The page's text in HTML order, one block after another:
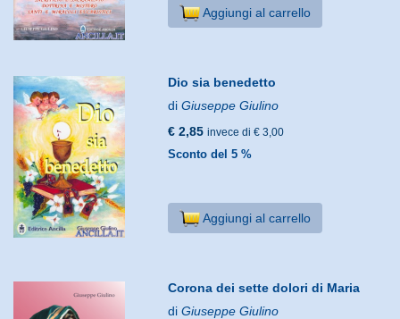
Aggiungi al carrello
Dio sia benedetto
diGiuseppe Giulino
€ 2,85 invece di € 3,00
Sconto del 5 %
Aggiungi al carrello
Corona dei sette dolori di Maria
diGiuseppe Giulino